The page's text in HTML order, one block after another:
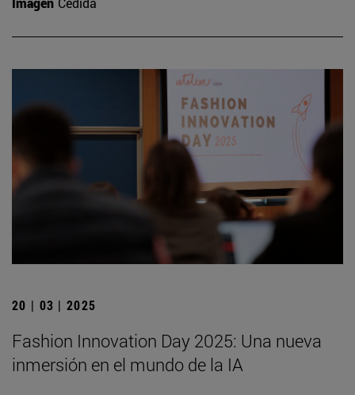
20 | 03 | 2025
Fashion Innovation Day 2025: Una nueva
inmersión en el mundo de la IA